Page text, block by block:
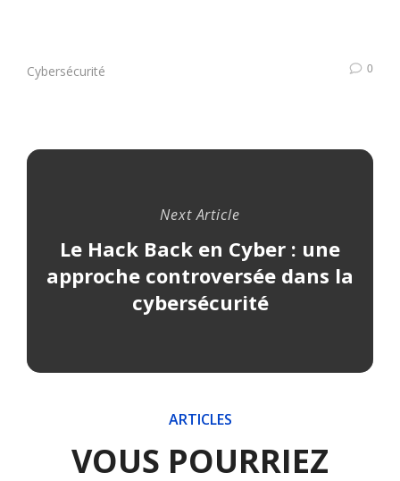
Cybersécurité 0
Next Article
Le Hack Back en Cyber : une
approche controversée dans la
cybersécurité
ARTICLES
VOUS POURRIEZ